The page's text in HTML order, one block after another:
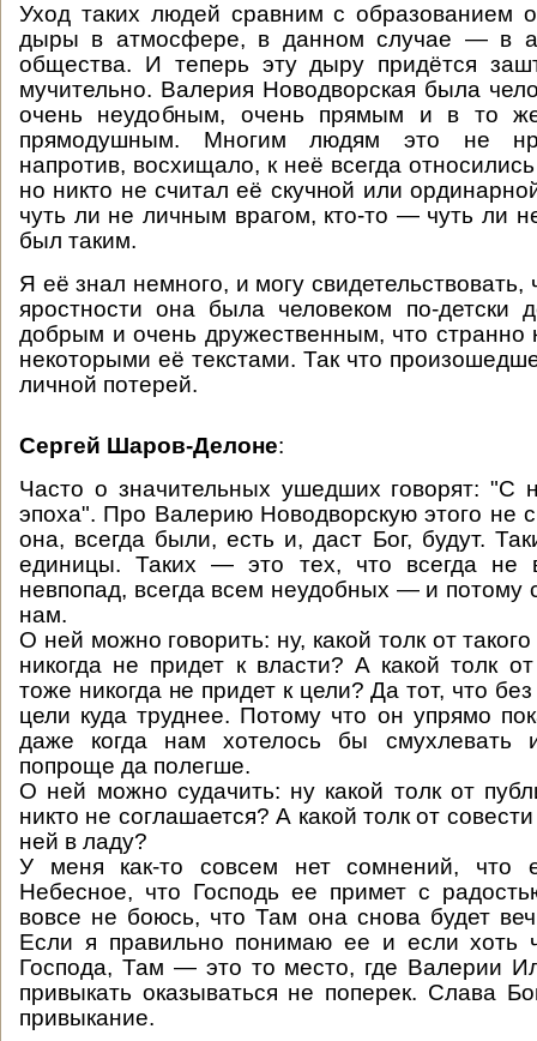
Уход таких людей сравним с образованием
дыры в атмосфере, в данном случае — в
общества. И теперь эту дыру придётся
мучительно. Валерия Новодворская была
очень неудобным, очень прямым и в то
прямодушным. Многим людям это не
напротив, восхищало, к неё всегда
но никто не считал её скучной или
чуть ли не личным врагом, кто-то — чуть ли
был таким.
Я её знал немного, и могу свидетельствовать,
яростности она была человеком по-детски
добрым и очень дружественным, что странно
некоторыми её текстами. Так что
личной потерей.
Сергей Шаров-Делоне:
Часто о значительных ушедших говорят: "С
эпоха". Про Валерию Новодворскую этого не
она, всегда были, есть и, даст Бог, будут.
единицы. Таких — это тех, что всегда не
невпопад, всегда всем неудобных — и потому
нам.
О ней можно говорить: ну, какой толк от
никогда не придет к власти? А какой толк
тоже никогда не придет к цели? Да тот, что
цели куда труднее. Потому что он упрямо
даже когда нам хотелось бы смухлевать
попроще да полегше.
О ней можно судачить: ну какой толк от
никто не соглашается? А какой толк от
ней в ладу?
У меня как-то совсем нет сомнений, что
Небесное, что Господь ее примет с
вовсе не боюсь, что Там она снова будет
Если я правильно понимаю ее и если хоть
Господа, Там — это то место, где Валерии
привыкать оказываться не поперек. Слава
привыкание.